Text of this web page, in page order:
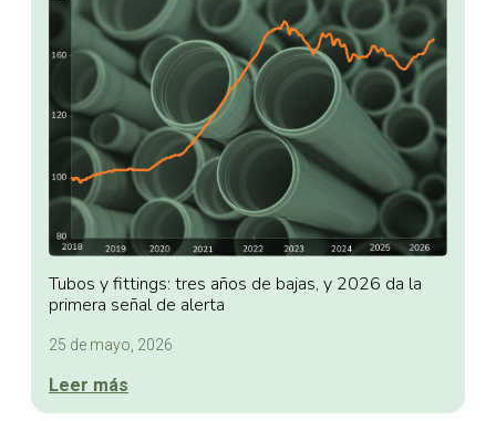
Tubos y fittings: tres años de bajas, y 2026 da la
primera señal de alerta
25 de mayo, 2026
Leer más